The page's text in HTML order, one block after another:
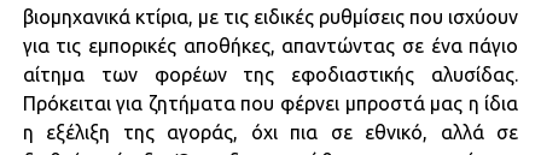
βιομηχανικά κτίρια, με τις ειδικές ρυθμίσεις που ισχύουν
για τις εμπορικές αποθήκες, απαντώντας σε ένα πάγιο
αίτημα των φορέων της εφοδιαστικής αλυσίδας.
Πρόκειται για ζητήματα που φέρνει μπροστά μας η ίδια
η εξέλιξη της αγοράς, όχι πια σε εθνικό, αλλά σε